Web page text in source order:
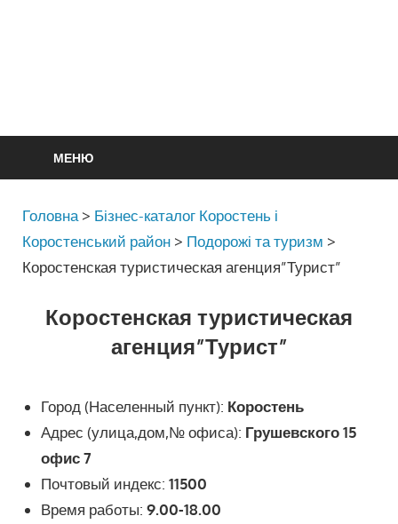
МЕНЮ
Головна > Бізнес-каталог Коростень і
Коростенський район > Подорожі та туризм >
Коростенская туристическая агенция”Турист”
Коростенская туристическая
агенция”Турист”
Город (Населенный пункт): Коростень
Адрес (улица,дом,№ офиса): Грушевского 15
офис 7
Почтовый индекс: 11500
Время работы: 9.00-18.00